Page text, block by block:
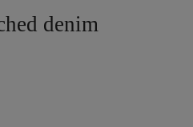
denim